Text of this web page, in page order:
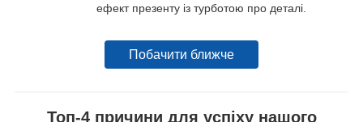
ефект презенту із турботою про деталі.
Побачити ближче
Топ-4 причини для успіху нашого